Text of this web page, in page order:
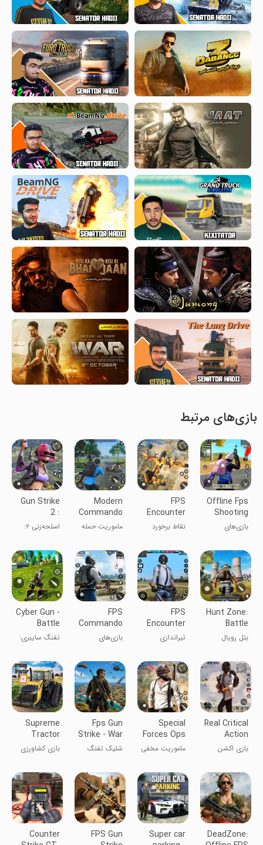
بازی‌های مرتبط
Offline Fps
Shooting
Gun Games
بازی‌های
آفلاین
FPS
Encounter
Strike: Gun
Game
نقاط برخورد
تفنگی
Modern
Commando
Strike
Mission
ماموریت حمله
Gun Strike
2 :
Commando
Secret
FPS Game
اسلحه‌زنی ۲:
کماندو - بازی
FPS
Hunt Zone:
Battle
Royale
Arena
بتل رویال
FPS
Encounter
Strike
Offline
تیراندازی
افلاین
FPS
Commando
Shooter
Games
بازی‌های
FPS
Cyber Gun -
Battle
Royale
تفنگ سایبری:
Real Critical
Action
Game 3D
بازی اکشن
Special
Forces Ops
:Gun Action
ماموریت مخفی
Fps Gun
Strike - War
Gun Games
شلیک تفنگ
جنگی تفنگ
Supreme
Tractor
Farming
Game
بازی کشاورزی
DeadZone:
Super car
FPS Gun
Counter